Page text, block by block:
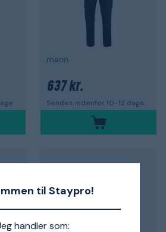
til Staypro!
handler som:
marin
637 kr.
Sendes indenfor 10-12 dage
Arbejdsbukser